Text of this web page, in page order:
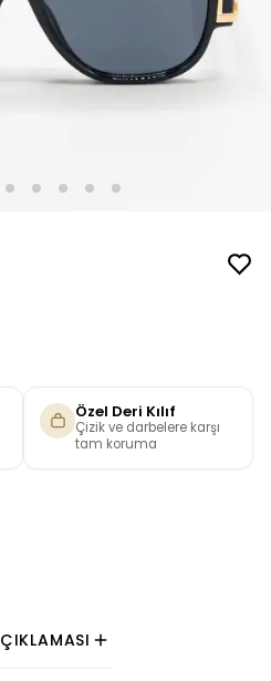
Özel Deri Kılıf
Çizik ve darbelere karşı
tam koruma